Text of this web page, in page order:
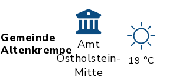
Gemeinde
Altenkrempe Amt
Ostholstein-
Mitte
19 °C